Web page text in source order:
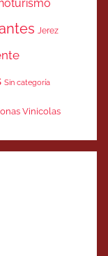
Jerez
Sin categoría
Vinicolas